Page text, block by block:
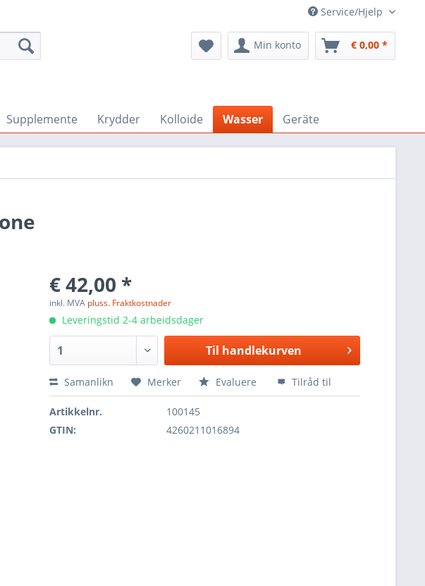
Service/Hjelp
Min konto € 0,00 *
Supplemente Krydder Kolloide Wasser Geräte
€ 42,00 *
inkl. MVA pluss. Fraktkostnader
Leveringstid 2-4 arbeidsdager
Til handlekurven
Samanlikn Merker Evaluere Tilråd til
Artikkelnr.
100145
GTIN:
4260211016894